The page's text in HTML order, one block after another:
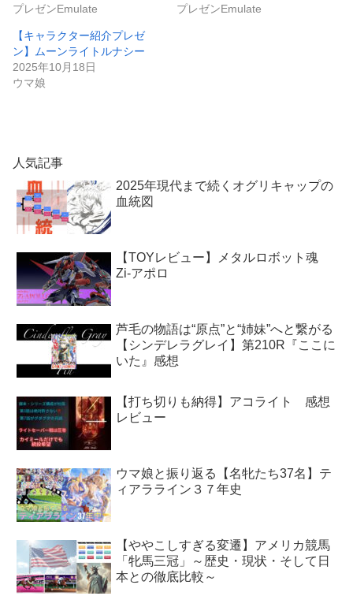
プレゼンEmulate
プレゼンEmulate
【キャラクター紹介プレゼ
ン】ムーンライトルナシー
2025年10月18日
ウマ娘
人気記事
2025年現代まで続くオグリキャップの
血統図
【TOYレビュー】メタルロボット魂
Zi-アポロ
芦毛の物語は“原点”と“姉妹”へと繋がる
【シンデレラグレイ】第210R『ここに
いた』感想
【打ち切りも納得】アコライト 感想
レビュー
ウマ娘と振り返る【名牝たち37名】テ
ィアラライン３７年史
【ややこしすぎる変遷】アメリカ競馬
「牝馬三冠」～歴史・現状・そして日
本との徹底比較～